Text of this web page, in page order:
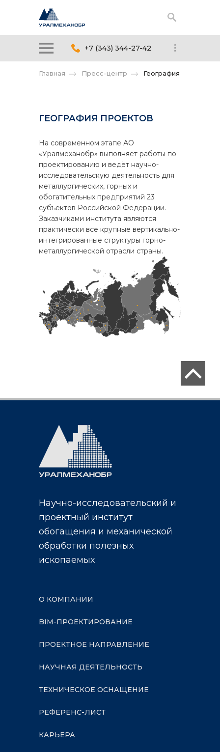
+7 (343) 344-27-42
Главная Пресс-центр География
ГЕОГРАФИЯ ПРОЕКТОВ
На современном этапе АО
«Уралмеханобр» выполняет работы по
проектированию и ведёт научно-
исследовательскую деятельность для
металлургических, горных и
обогатительных предприятий 23
субъектов Российской Федерации.
Заказчиками института являются
практически все крупные вертикально-
интегрированные структуры горно-
металлургической отрасли страны.
Научно-исследовательский и
проектный институт
обогащения и механической
обработки полезных
ископаемых
О КОМПАНИИ
BIM-ПРОЕКТИРОВАНИЕ
ПРОЕКТНОЕ НАПРАВЛЕНИЕ
НАУЧНАЯ ДЕЯТЕЛЬНОСТЬ
ТЕХНИЧЕСКОЕ ОСНАЩЕНИЕ
РЕФЕРЕНС-ЛИСТ
КАРЬЕРА